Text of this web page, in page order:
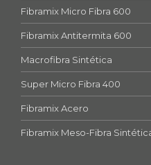
Fibramix Micro Fibra 600
Fibramix Antitermita 600
Macrofibra Sintética
Super Micro Fibra 400
Fibramix Acero
Fibramix Meso-Fibra